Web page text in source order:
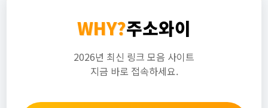
WHY?주소와이
2026년 최신 링크 모음 사이트
지금 바로 접속하세요.